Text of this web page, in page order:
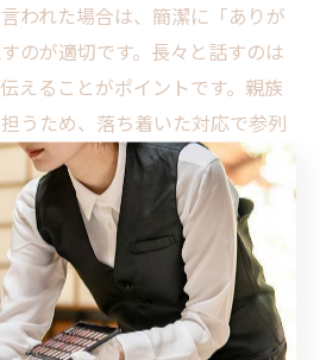
われた場合は、簡潔に「ありが
のが適切です。長々と話すのは
えることがポイントです。親族
うため、落ち着いた対応で参列
とが大切です。
の役割ポイント
受付担当など複数の役割があり
進行管理や挨拶を担当し、遺族
います。世話役は葬儀の準備や